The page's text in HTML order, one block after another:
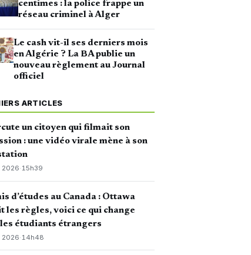
centimes : la police frappe un
réseau criminel à Alger
Le cash vit-il ses derniers mois
en Algérie ? La BA publie un
nouveau règlement au Journal
officiel
ARTICLES
un citoyen qui filmait son
: une vidéo virale mène à son
2026·15h39
d’études au Canada : Ottawa
les règles, voici ce qui change
étudiants étrangers
2026· 14h48